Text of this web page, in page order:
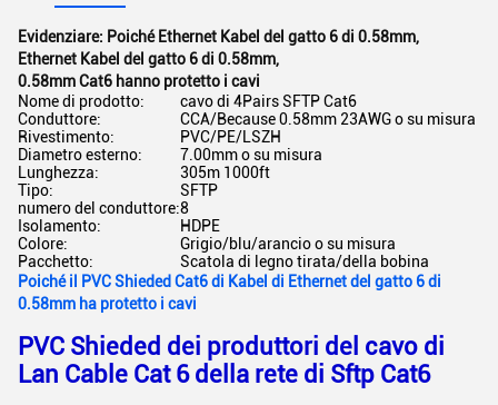
Evidenziare: Poiché Ethernet Kabel del gatto 6 di 0.58mm,
Ethernet Kabel del gatto 6 di 0.58mm,
0.58mm Cat6 hanno protetto i cavi
Nome di prodotto:
cavo di 4Pairs SFTP Cat6
Conduttore:
CCA/Because 0.58mm 23AWG o su misura
Rivestimento:
PVC/PE/LSZH
Diametro esterno:
7.00mm o su misura
Lunghezza:
305m 1000ft
Tipo:
SFTP
numero del conduttore:8
Isolamento:
HDPE
Colore:
Grigio/blu/arancio o su misura
Pacchetto:
Scatola di legno tirata/della bobina
Poiché il PVC Shieded Cat6 di Kabel di Ethernet del gatto 6 di
0.58mm ha protetto i cavi
PVC Shieded dei produttori del cavo di
Lan Cable Cat 6 della rete di Sftp Cat6